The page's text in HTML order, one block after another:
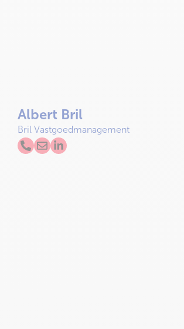
Albert Bril
Bril Vastgoedmanagement